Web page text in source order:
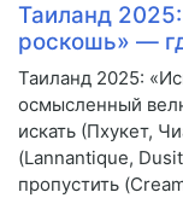
Таиланд
роскошь» —
Таиланд 2025:
осмысленный
искать (Пхукет,
(Lannantique,
пропустить